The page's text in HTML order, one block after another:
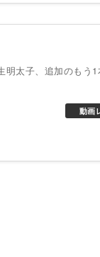
太子、追加のもう
動画